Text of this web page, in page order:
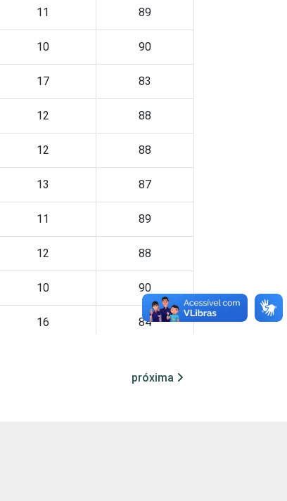
11 89
10 90
17 83
12 88
12 88
13 87
11 89
12 88
10 90
16 84
próxima